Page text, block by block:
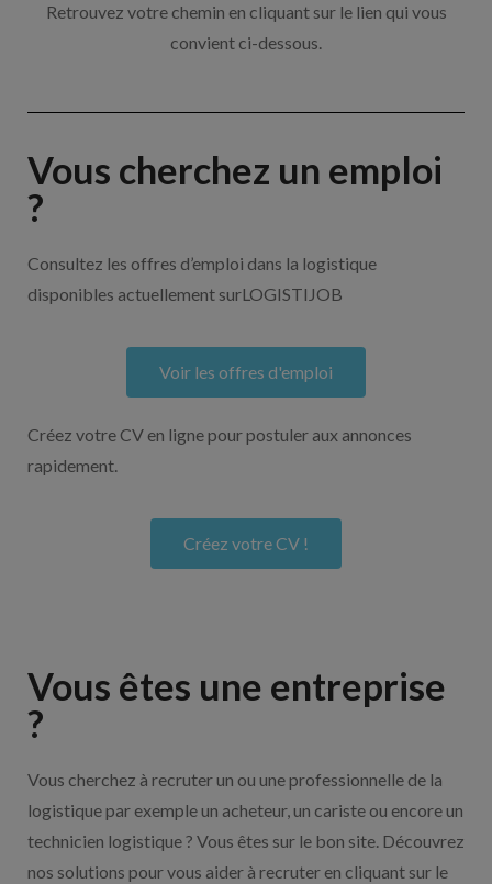
Retrouvez votre chemin en cliquant sur le lien qui vous
convient ci-dessous.
Vous cherchez un emploi
?
Consultez les offres d’emploi dans la logistique
disponibles actuellement surLOGISTIJOB
Voir les offres d'emploi
Créez votre CV en ligne pour postuler aux annonces
rapidement.
Créez votre CV !
Vous êtes une entreprise
?
Vous cherchez à recruter un ou une professionnelle de la
logistique par exemple un acheteur, un cariste ou encore un
technicien logistique ? Vous êtes sur le bon site. Découvrez
nos solutions pour vous aider à recruter en cliquant sur le